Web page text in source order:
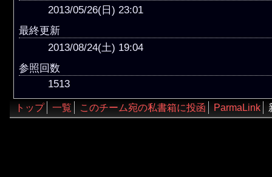
2013/05/26(日) 23:01
最終更新
2013/08/24(土) 19:04
参照回数
1513
トップ 一覧 このチーム宛の私書箱に投函 ParmaLink